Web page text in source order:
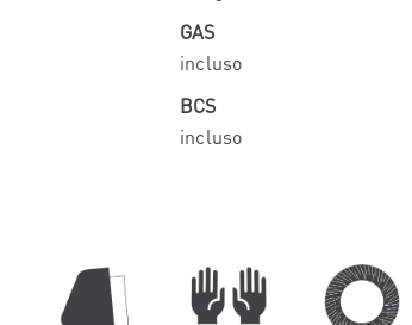
GAS
incluso
BCS
incluso